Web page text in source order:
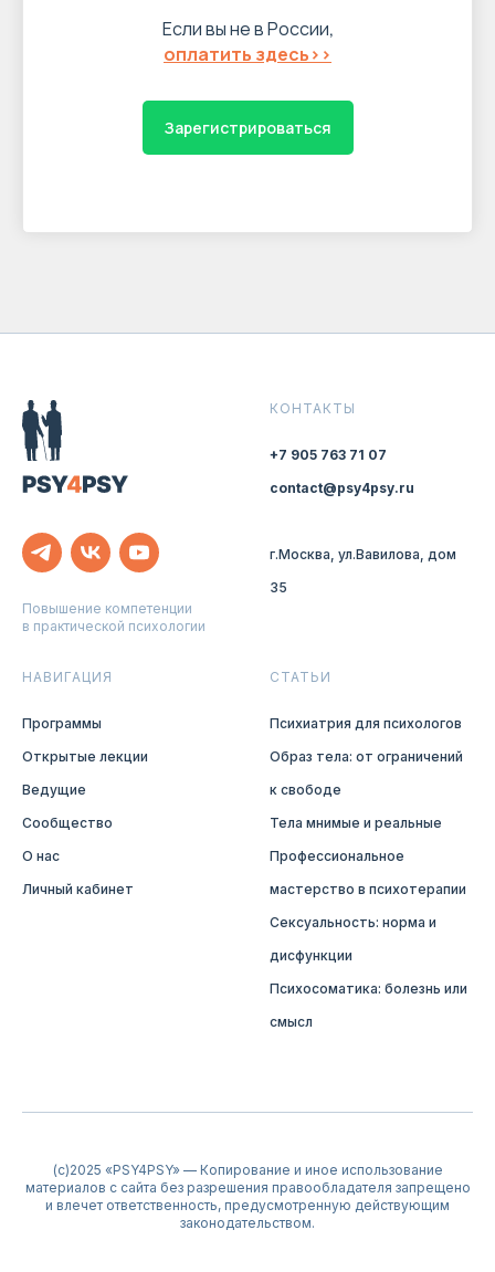
Если вы не в России,
оплатить здесь>>
Зарегистрироваться
Повышение компетенции
в практической психологии
КОНТАКТЫ
+7 905 763 71 07
contact@psy4psy.ru
г.Москва, ул.Вавилова, дом
35
НАВИГАЦИЯ
Программы
Открытые лекции
Ведущие
Сообщество
О нас
Личный кабинет
СТАТЬИ
Психиатрия для психологов
Образ тела: от ограничений
к свободе
Тела мнимые и реальные
Профессиональное
мастерство в психотерапии
Сексуальность: норма и
дисфункции
Психосоматика: болезнь или
смысл
(c)2025 «PSY4PSY» — Копирование и иное использование
материалов с сайта без разрешения правообладателя запрещено
и влечет ответственность, предусмотренную действующим
законодательством.